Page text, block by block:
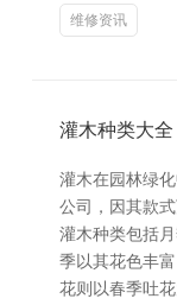
维修资讯
灌木种类大
灌木在园林绿
公司，因其款
灌木种类包括
季以其花色丰
花则以春季吐